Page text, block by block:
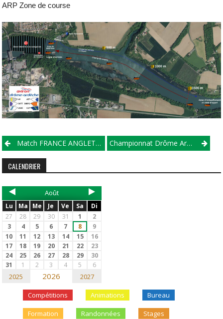
ARP Zone de course
Match FRANCE ANGLETERRRE Championnat Drôme Ardèche 2022/2023-Manche 2
CALENDRIER
Août
Lu Ma Me Je Ve Sa
Di
27
28 29 30 31 1
2
3
4 5 6 7 8
9
10
11 12 13 14 15
16
17
18 19 20 21 22
23
24
25 26 27 28 29
30
31
1 2 3 4 5 6
2025 2026 2027
Compétitions Animations Bureau
Formation Randonnées Stages